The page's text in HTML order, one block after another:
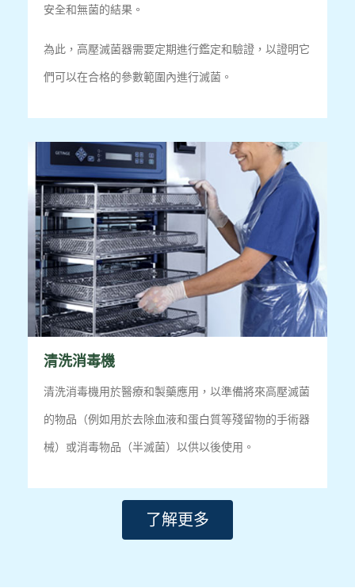
安全和無菌的結果。
為此，高壓滅菌器需要定期進行鑑定和驗證，以證明它
們可以在合格的參數範圍內進行滅菌。
清洗消毒機
清洗消毒機用於醫療和製藥應用，以準備將來高壓滅菌
的物品（例如用於去除血液和蛋白質等殘留物的手術器
械）或消毒物品（半滅菌）以供以後使用。
了解更多